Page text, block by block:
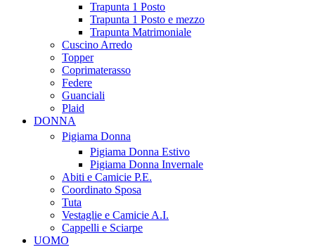
Trapunta 1 Posto
Trapunta 1 Posto e mezzo
Trapunta Matrimoniale
Cuscino Arredo
Topper
Coprimaterasso
Federe
Guanciali
Plaid
DONNA
Pigiama Donna
Pigiama Donna Estivo
Pigiama Donna Invernale
Abiti e Camicie P.E.
Coordinato Sposa
Tuta
Vestaglie e Camicie A.I.
Cappelli e Sciarpe
UOMO